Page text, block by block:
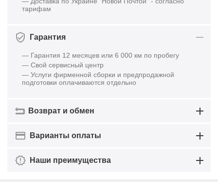
тарифам
Гарантия
— Гарантия 12 месяцев или 6 000 км по пробегу
— Свой сервисный центр
— Услуги фирменной сборки и предпродажной
подготовки оплачиваются отдельно
Возврат и обмен
Варианты оплаты
Наши преимущества